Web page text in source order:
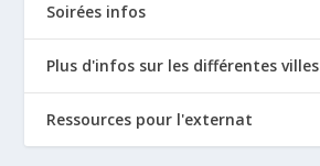
Soirées infos
Plus d'infos sur les différentes villes
Ressources pour l'externat